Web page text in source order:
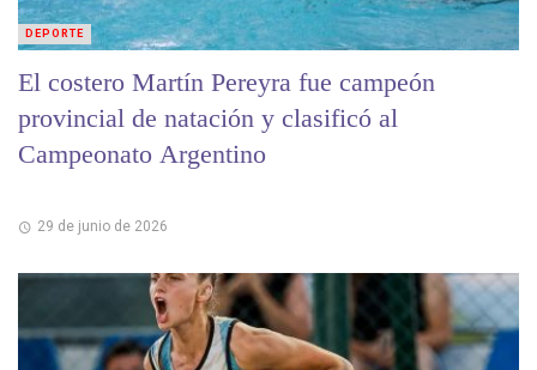
El costero Martín Pereyra fue campeón
provincial de natación y clasificó al
Campeonato Argentino
29 de junio de 2026
DEPORTE